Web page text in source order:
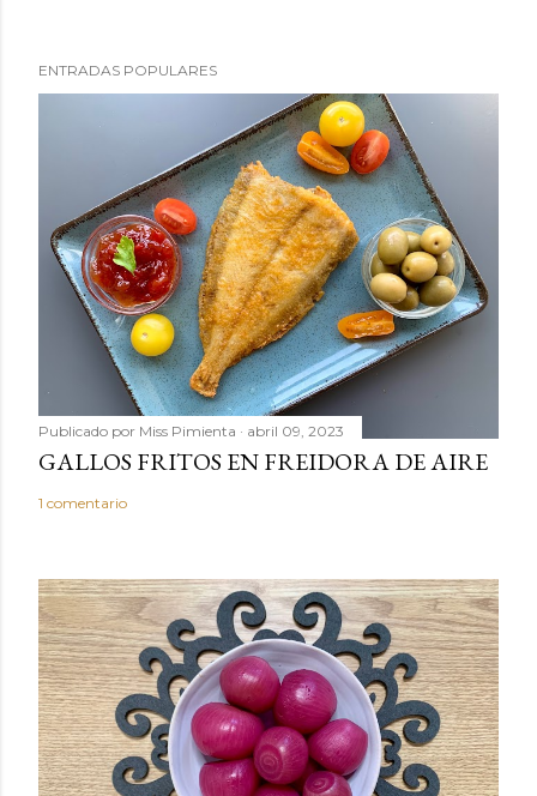
a
r
i
o
ENTRADAS POPULARES
Publicado por Miss Pimienta abril 09, 2023
GALLOS FRITOS EN FREIDORA DE AIRE
1 comentario